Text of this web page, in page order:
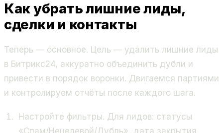
Как убрать лишние лиды,
сделки и контакты
Теперь — основное. Цель — удалить лишние лиды
в Битрикс24, аккуратно объединить дубли и
привести в порядок воронки. Двигаемся партиями
и контролируем отчёты после каждого шага.
Настройте фильтры. Для лидов: статусы